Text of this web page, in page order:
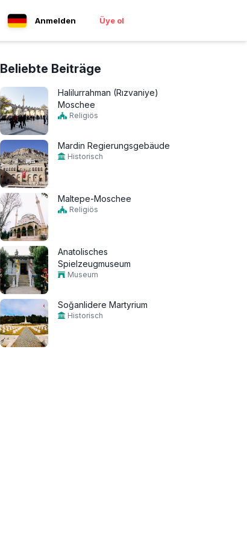
Anmelden Üye ol
Beliebte Beiträge
Halilurrahman (Rızvaniye)
Moschee
Religiös
Mardin Regierungsgebäude
Historisch
Maltepe-Moschee
Religiös
Anatolisches
Spielzeugmuseum
Museum
Soğanlidere Martyrium
Historisch